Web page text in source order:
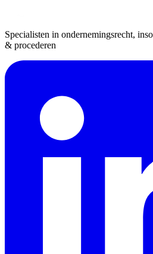
Specialisten in ondernemingsrecht,
& procederen